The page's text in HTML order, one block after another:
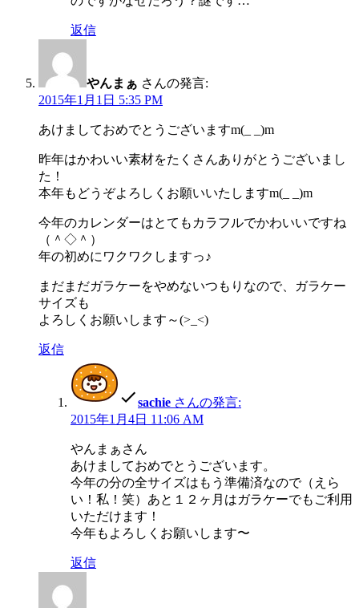
返信
やんまぁ さんの発言:
2015年1月1日 5:35 PM
あけましておめでとうございますm(_ _)m
昨年はかわいい素材をたくさんありがとうございまし
た！
本年もどうぞよろしくお願いいたしますm(_ _)m
今年のカレンダーはとてもカラフルでかわいいですね
（＾◇＾）
年の初めにワクワクしますっ♪
まだまだガラケーをやめないつもりなので、ガラケー
サイズも
よろしくお願いします～(>_<)
返信
sachie さんの発言:
2015年1月4日 11:06 AM
やんまぁさん
あけましておめでとうございます。
今年の分の全サイズはもう準備済なので（えら
い！私！笑）あと１２ヶ月はガラケーでもご利用
いただけます！
今年もよろしくお願いします〜
返信